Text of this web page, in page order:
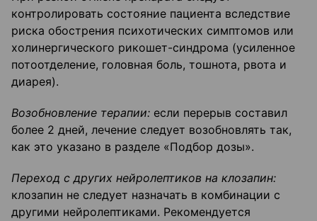
контролировать состояние пациента вследствие
риска обострения психотических симптомов или
холинергического рикошет-синдрома (усиленное
потоотделение, головная боль, тошнота, рвота и
диарея).
Возобновление терапии: если перерыв составил
более 2 дней, лечение следует возобновлять так,
как это указано в разделе «Подбор дозы».
Переход с других нейролептиков на клозапин:
клозапин не следует назначать в комбинации с
другими нейролептиками. Рекомендуется